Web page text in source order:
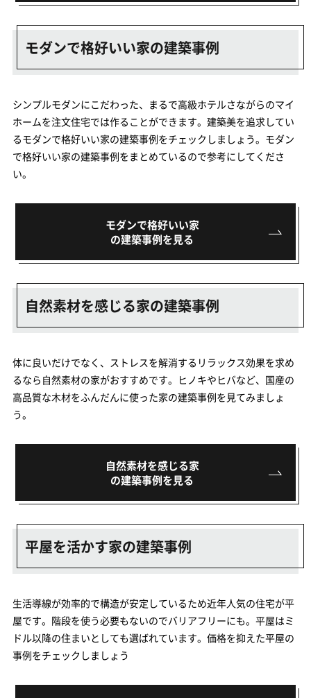
モダンで格好いい家の建築事例
シンプルモダンにこだわった、まるで高級ホテルさながらのマイ
ホームを注文住宅では作ることができます。建築美を追求してい
るモダンで格好いい家の建築事例をチェックしましょう。モダン
で格好いい家の建築事例をまとめているので参考にしてくださ
い。
モダンで格好いい家
の建築事例を見る
自然素材を感じる家の建築事例
体に良いだけでなく、ストレスを解消するリラックス効果を求め
るなら自然素材の家がおすすめです。ヒノキやヒバなど、国産の
高品質な木材をふんだんに使った家の建築事例を見てみましょ
う。
自然素材を感じる家
の建築事例を見る
平屋を活かす家の建築事例
生活導線が効率的で構造が安定しているため近年人気の住宅が平
屋です。階段を使う必要もないのでバリアフリーにも。平屋はミ
ドル以降の住まいとしても選ばれています。価格を抑えた平屋の
事例をチェックしましょう